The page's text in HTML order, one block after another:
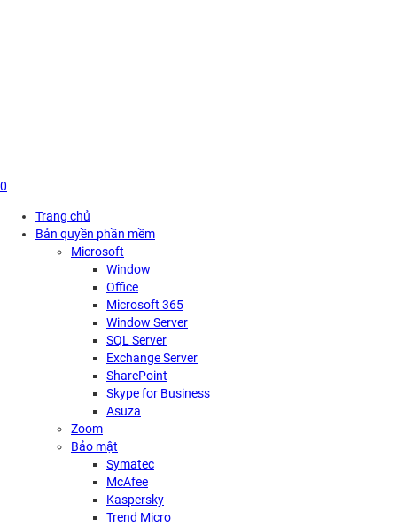
0
Trang chủ
Bản quyền phần mềm
Microsoft
Window
Office
Microsoft 365
Window Server
SQL Server
Exchange Server
SharePoint
Skype for Business
Asuza
Zoom
Bảo mật
Symatec
McAfee
Kaspersky
Trend Micro